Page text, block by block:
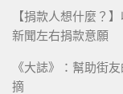
【捐款人想什麼？
新聞左右捐款意願
《大誌》：幫助街
摘